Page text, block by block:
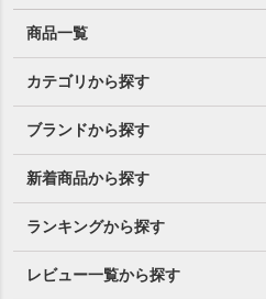
商品一覧
カテゴリから探す
ブランドから探す
新着商品から探す
ランキングから探す
レビュー一覧から探す